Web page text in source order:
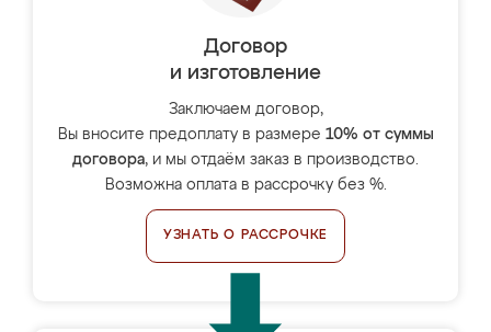
Договор
и изготовление
Заключаем договор,
Вы вносите предоплату в размере 10% от суммы
договора, и мы отдаём заказ в производство.
Возможна оплата в рассрочку без %.
УЗНАТЬ О РАССРОЧКЕ